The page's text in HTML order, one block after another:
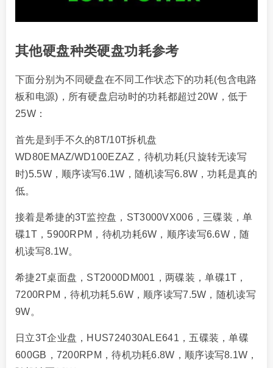
其他硬盘种类硬盘功耗参考
下面分别为不同硬盘在不同工作状态下的功耗(包含电路
板和电源)，所有硬盘启动时的功耗都超过20W，低于
25W：
首先是到手不久的8T/10T拆机盘
WD80EMAZ/WD100EZAZ，待机功耗(只旋转无读写
时)5.5W，顺序读写6.1W，随机读写6.8W，功耗是真的
低。
接着是希捷的3T监控盘，ST3000VX006，三碟装，单
碟1T，5900RPM，待机功耗6W，顺序读写6.6W，随
机读写8.1W。
希捷2T桌面盘，ST2000DM001，两碟装，单碟1T，
7200RPM，待机功耗5.6W，顺序读写7.5W，随机读写
9W。
日立3T企业盘，HUS724030ALE641，五碟装，单碟
600GB，7200RPM，待机功耗6.8W，顺序读写8.1W，